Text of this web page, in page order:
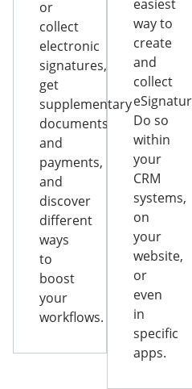
or
collect
electronic
signatures,
get
supplementary
documents
and
payments,
and
discover
different
ways
to
boost
your
workflows.
easiest
way to
create
and
collect
Do so
within
your
CRM
systems,
on
your
website,
or
even
in
specific
apps.